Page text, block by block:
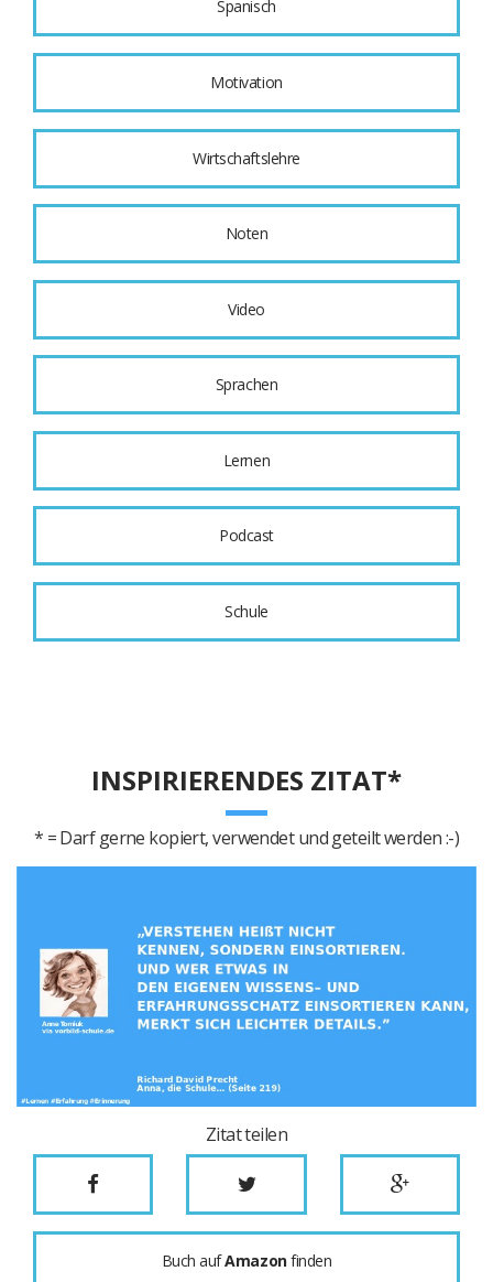
Spanisch
Motivation
Wirtschaftslehre
Noten
Video
Sprachen
Lernen
Podcast
Schule
INSPIRIERENDES ZITAT*
* = Darf gerne kopiert, verwendet und geteilt werden :-)
Zitat teilen
Buch aufAmazonfinden